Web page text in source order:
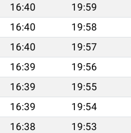
16:40 19:59
16:40 19:58
16:40 19:57
16:39 19:56
16:39 19:55
16:39 19:54
16:38 19:53